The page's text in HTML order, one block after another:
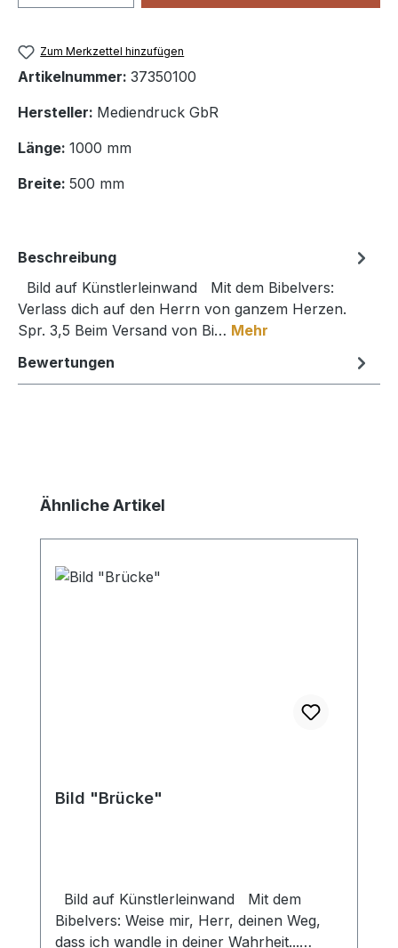
Zum Merkzettel hinzufügen
Artikelnummer: 37350100
Hersteller: Mediendruck GbR
Länge: 1000 mm
Breite: 500 mm
Beschreibung
Bild auf Künstlerleinwand Mit dem Bibelvers:
Verlass dich auf den Herrn von ganzem Herzen.
Spr. 3,5 Beim Versand von Bi… Mehr
Bewertungen
Produktgalerie überspringen
Ähnliche Artikel
Bild "Brücke"
Bild auf Künstlerleinwand Mit dem
Bibelvers: Weise mir, Herr, deinen Weg,
dass ich wandle in deiner Wahrheit...